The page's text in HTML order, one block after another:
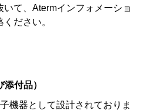
いて、Atermインフォメーショ
ださい。
付品）
機器として設計されておりま